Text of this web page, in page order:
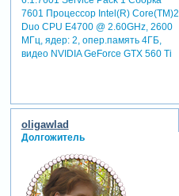
7601 Процессор Intel(R) Core(TM)2
Duo CPU E4700 @ 2.60GHz, 2600
МГц, ядер: 2, опер.память 4ГБ,
видео NVIDIA GeForce GTX 560 Ti
oligawlad
Долгожитель